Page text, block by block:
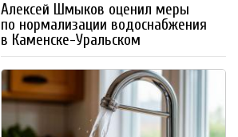
Алексей Шмыков оценил меры
по нормализации водоснабжения
в Каменске-Уральском